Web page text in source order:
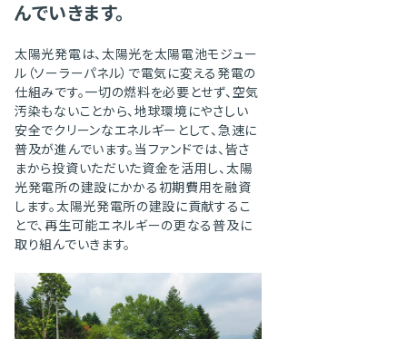
んでいきます。
太陽光発電は、太陽光を太陽電池モジュー
ル（ソーラーパネル）で電気に変える発電の
仕組みです。一切の燃料を必要とせず、空気
汚染もないことから、地球環境にやさしい
安全でクリーンなエネルギーとして、急速に
普及が進んでいます。当ファンドでは、皆さ
まから投資いただいた資金を活用し、太陽
光発電所の建設にかかる初期費用を融資
します。太陽光発電所の建設に貢献するこ
とで、再生可能エネルギーの更なる普及に
取り組んでいきます。